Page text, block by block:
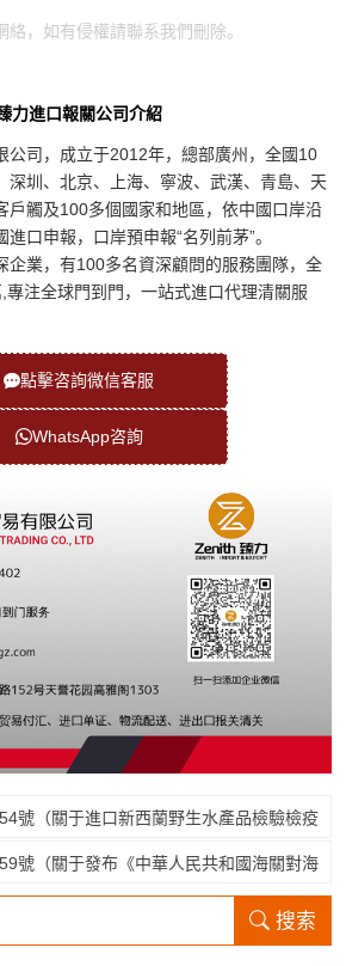
，如有侵權請聯系我們刪除。
力進口報關公司介紹
公司，成立于2012年，總部廣州，全國10
深圳、北京、上海、寧波、武漢、青島、天
戶觸及100多個國家和地區，依中國口岸沿
口申報，口岸預申報“名列前茅”。
企業，有100多名資深顧問的服務團隊，全
注全球門到門，一站式進口代理清關服
點擊咨詢微信客服
WhatsApp咨詢
號（關于進口新西蘭野生水產品檢驗檢疫
號（關于發布《中華人民共和國海關對海
搜索